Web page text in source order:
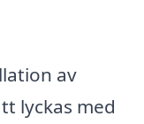
av
lyckas med